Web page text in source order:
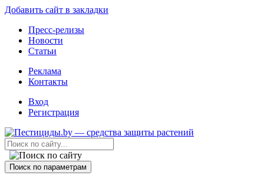
Добавить сайт в закладки
Пресс-релизы
Новости
Статьи
Реклама
Контакты
Вход
Регистрация
Поиск по параметрам